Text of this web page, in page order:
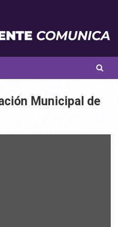
nuestra comuna
Municipal de